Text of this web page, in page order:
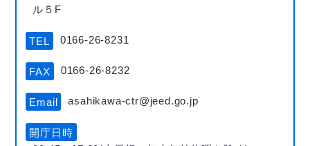
ル５F
TEL 0166-26-8231
FAX 0166-26-8232
Email asahikawa-ctr@jeed.go.jp
開庁日時